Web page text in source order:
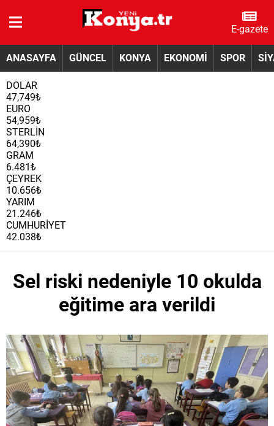
E-gazete
ANASAYFA GÜNCEL KONYA EKONOMİ SPOR
DOLAR
47,749₺
EURO
54,959₺
STERLİN
64,390₺
GRAM
6.481₺
ÇEYREK
10.656₺
YARIM
21.246₺
CUMHURİYET
42.038₺
Sel riski nedeniyle 10 okulda
eğitime ara verildi